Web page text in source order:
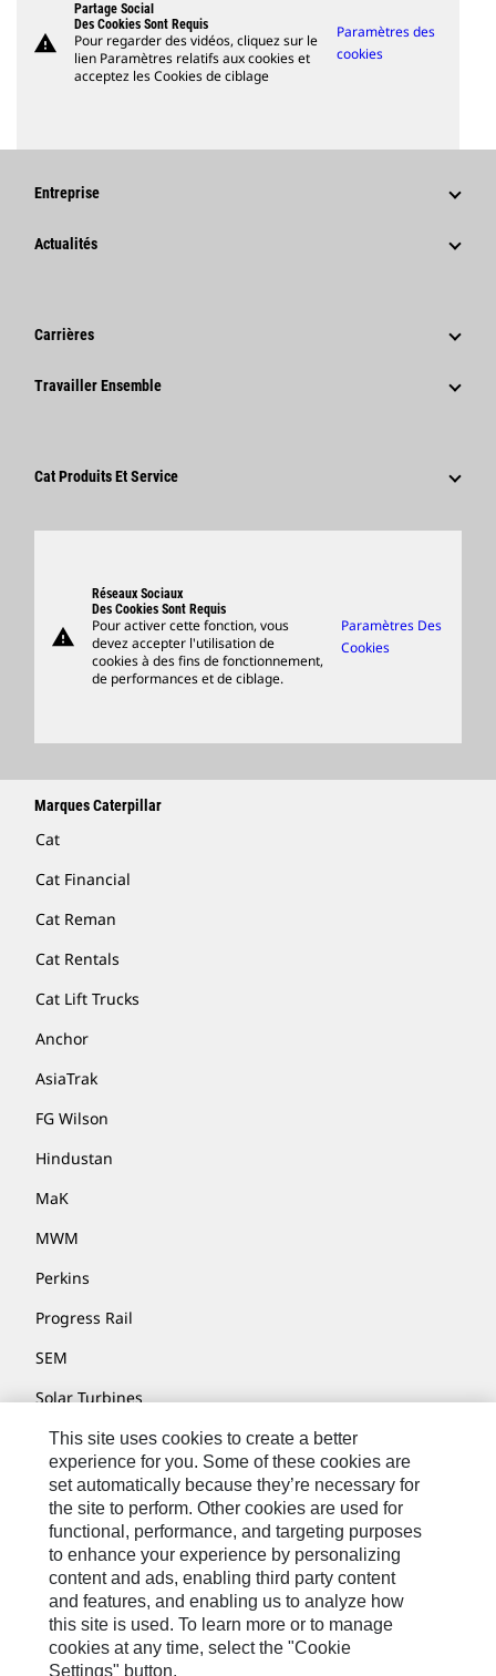
warning
Partage Social
Des Cookies Sont Requis
Pour regarder des vidéos, cliquez sur le
lien Paramètres relatifs aux cookies et
acceptez les Cookies de ciblage
Paramètres des
cookies
Entreprise
Stratégie
Code De Conduite
Innovation
Actualités
Communiqués De Presse De L'entreprise
Carrières
Pourquoi Choisir Caterpillar ?
Travailler Ensemble
Fournisseurs
Cat Produits Et Service
Support
Merchandise
Rechercher Un Concessionnaire
warning
Réseaux Sociaux
Des Cookies Sont Requis
Pour activer cette fonction, vous
devez accepter l'utilisation de
cookies à des fins de fonctionnement,
de performances et de ciblage.
Paramètres Des
Cookies
Marques Caterpillar
Cat
Cat Financial
Cat Reman
Cat Rentals
Cat Lift Trucks
Anchor
AsiaTrak
FG Wilson
Hindustan
MaK
MWM
Perkins
Progress Rail
SEM
Solar Turbines
SPM Oil & Gas
Turner Powertrain Systems
Nous Contacter
Plan Du Site
Cookie Settings
Mentions Légales
This site uses cookies to create a better
experience for you. Some of these cookies are
set automatically because they’re necessary for
the site to perform. Other cookies are used for
functional, performance, and targeting purposes
to enhance your experience by personalizing
content and ads, enabling third party content
and features, and enabling us to analyze how
this site is used. To learn more or to manage
cookies at any time, select the "Cookie
Settings" button.